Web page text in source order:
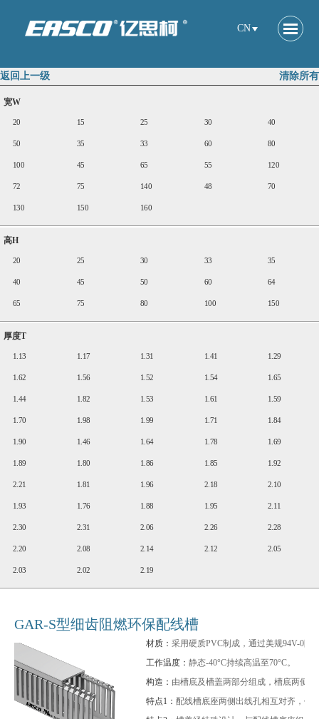
CN
清除所有
返回上一级
宽W
20 15 25 30 40
50 35 33 60 80
100 45 65 55 120
72 75 140 48 70
130 150 160
高H
20 25 30 33 35
40 45 50 60 64
65 75 80 100 150
厚度T
1.13 1.17 1.31 1.41 1.29
1.62 1.56 1.52 1.54 1.65
1.44 1.82 1.53 1.61 1.59
1.70 1.98 1.99 1.71 1.84
1.90 1.46 1.64 1.78 1.69
1.89 1.80 1.86 1.85 1.92
2.21 1.81 1.96 2.18 2.10
1.93 1.76 1.88 1.95 2.11
2.30 2.31 2.06 2.26 2.28
2.20 2.08 2.14 2.12 2.05
2.03 2.02 2.19
GAR-S型细齿阻燃环保配线槽
材质： 采用硬质PVC制成，通过美规94V-0防
工作温度： 静态-40°C持续高温至70°C。
构造： 由槽底及槽盖两部分组成，槽底两侧
特点1： 配线槽底座两侧出线孔相互对齐，任